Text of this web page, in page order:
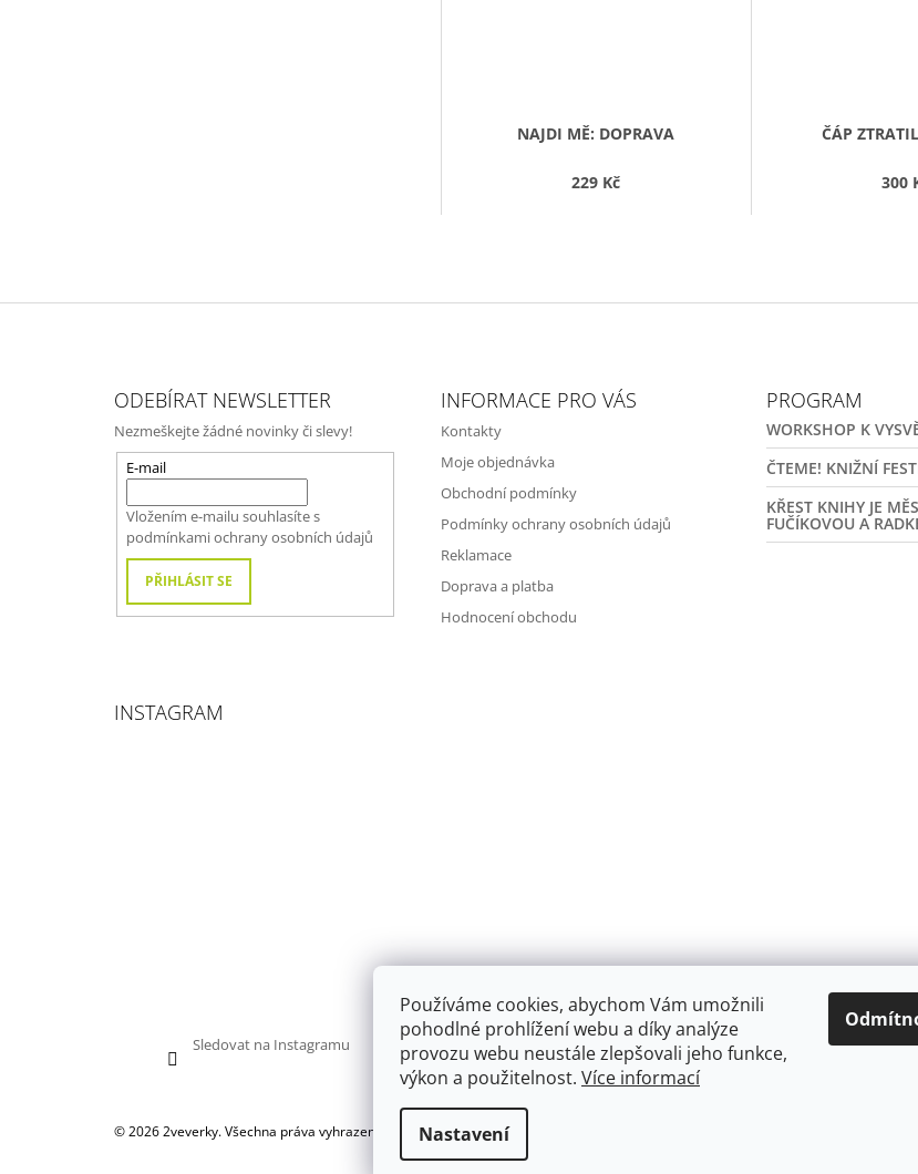
Používáme cookies, abychom Vám umožnili
pohodlné prohlížení webu a díky analýze
provozu webu neustále zlepšovali jeho funkce,
výkon a použitelnost. Více informací
Nastavení
NAJDI MĚ: DOPRAVA
229 Kč
ČÁP
300
ODEBÍRAT NEWSLETTER
Nezmeškejte žádné novinky či slevy!
E-mail
Vložením e-mailu souhlasíte s
podmínkami ochrany osobních údajů
PŘIHLÁSIT SE
INFORMACE PRO VÁS
Kontakty
Moje objednávka
Obchodní podmínky
Podmínky ochrany osobních údajů
Reklamace
Doprava a platba
Hodnocení obchodu
PROGRAM
WORKSHOP K
ČTEME! KNIŽNÍ
KŘEST KNIHY JE
FUČÍKOVOU A
INSTAGRAM
Sledovat na Instagramu
© 2026 2veverky. Všechna práva vyhrazena.